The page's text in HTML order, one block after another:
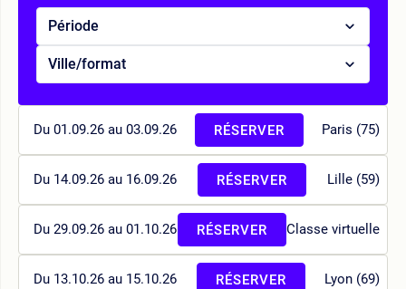
Période
Ville/format
Du 01.09.26 au 03.09.26 Paris (75)
RÉSERVER
Du 14.09.26 au 16.09.26 Lille (59)
RÉSERVER
Du 29.09.26 au 01.10.26 Classe virtuelle
RÉSERVER
Du 13.10.26 au 15.10.26 Lyon (69)
RÉSERVER